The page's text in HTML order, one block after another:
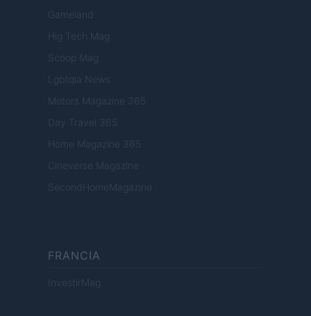
Gameland
Hig Tech Mag
Scoop Mag
Lgbtqia News
Motors Magazine 365
Day Travel 365
Home Magazine 365
Cineverse Magazine
SecondHomeMagazine
FRANCIA
InvestirMag